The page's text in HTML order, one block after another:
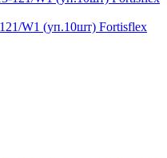
W1 (уп.10шт) Fortisflex